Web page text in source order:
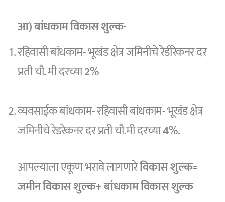
आ) बांधकाम विकास शुल्क-
रहिवासी बांधकाम- भूखंड क्षेत्र जमिनीचे रेडीरेकनर दर
प्रती चौ. मी दरच्या2%
व्यवसाईक बांधकाम- रहिवासी बांधकाम- भूखंड क्षेत्र
जमिनीचे रेडरेकनर दर प्रती चौ.मी दरच्या4%.
आपल्याला एकूण भरावे लागणारेविकास शुल्क=
जमीन विकास शुल्क+ बांधकाम विकास शुल्क